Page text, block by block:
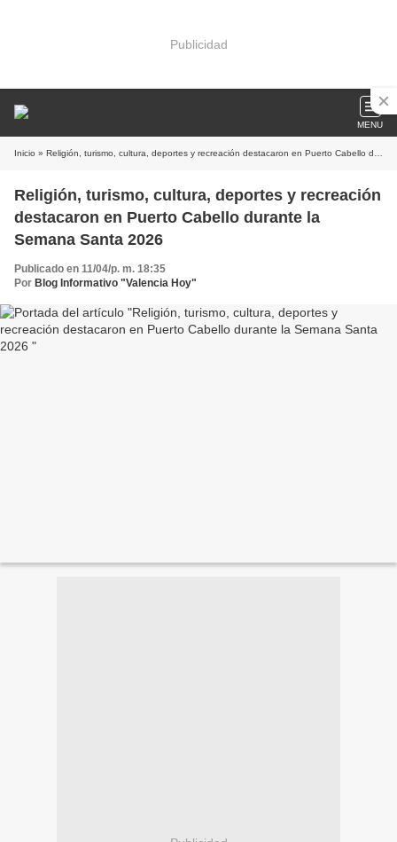
Publicidad
MENU
Inicio » Religión, turismo, cultura, deportes y recreación destacaron en Puerto Cabello durante la Semana Santa 2026
Religión, turismo, cultura, deportes y recreación
destacaron en Puerto Cabello durante la
Semana Santa 2026
Publicado en 11/04/p. m. 18:35
Por Blog Informativo "Valencia Hoy"